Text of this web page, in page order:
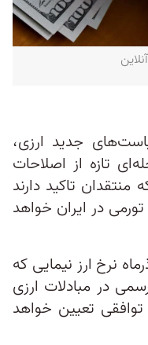
جدید ارزی،
تازه از اصلاحات
تاکید دارند
در ایران خواهد
تصمیم، از شنبه ۲۴ آذرماه نرخ ارز نیمایی که
در مبادلات ارزی
تعیین خواهد